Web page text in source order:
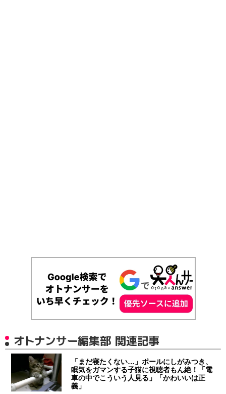
オトナンサー編集部 関連記事
「まだ寝たくない…」ポールにしがみつき、
眠気をガマンする子猫に視聴者もん絶！「電
車の中でこういう人見る」「かわいいは正
義」